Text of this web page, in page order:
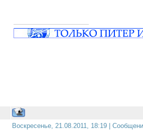
Воскресенье, 21.08.2011, 18:19 |